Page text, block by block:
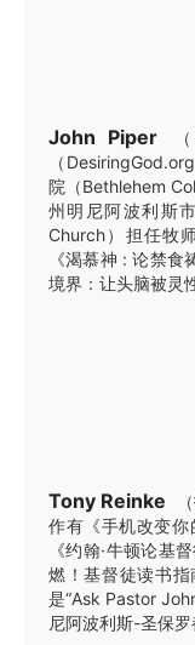
John Piper
（
院（Bethlehem
州明尼阿波利斯
Church）担任牧
《渴慕神 : 论禁
境界：让头脑被灵
Tony Reinke
作有《手机改变你
《约翰·牛顿论基
燃！基督徒读书
是“Ask Pastor
尼阿波利斯-圣保罗